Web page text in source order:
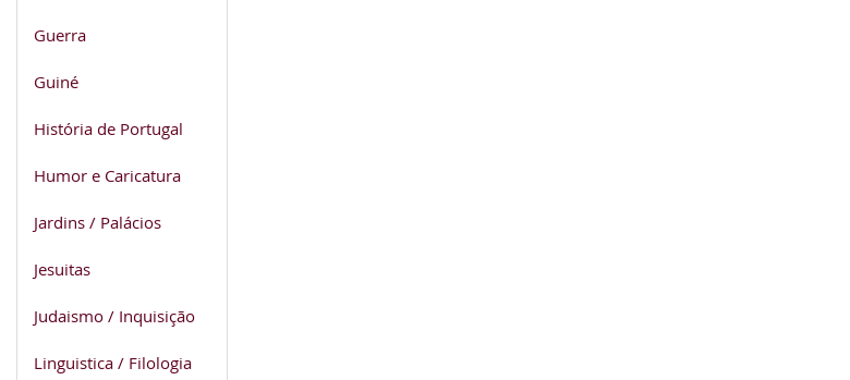
Guerra
Guiné
História de Portugal
Humor e Caricatura
Jardins / Palácios
Jesuitas
Judaismo / Inquisição
Linguistica / Filologia